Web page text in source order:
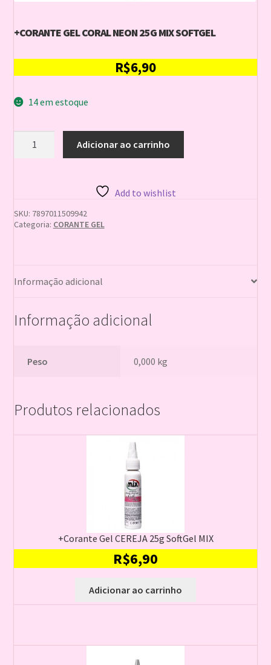
+CORANTE GEL CORAL NEON 25G MIX SOFTGEL
R$6,90
14 em estoque
SOFTGEL
quantidade
Adicionar ao carrinho
Add to wishlist
SKU: 7897011509942
Categoria: CORANTE GEL
Informação adicional
Informação adicional
Peso 0,000 kg
Produtos relacionados
+Corante Gel CEREJA 25g SoftGel MIX
R$6,90
Adicionar ao carrinho